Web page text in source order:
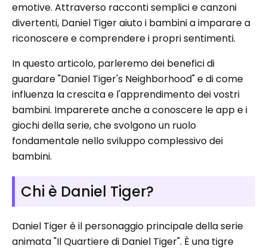
emotive. Attraverso racconti semplici e canzoni
divertenti, Daniel Tiger aiuto i bambini a imparare a
riconoscere e comprendere i propri sentimenti.
In questo articolo, parleremo dei benefici di
guardare "Daniel Tiger's Neighborhood" e di come
influenza la crescita e l'apprendimento dei vostri
bambini. Imparerete anche a conoscere le app e i
giochi della serie, che svolgono un ruolo
fondamentale nello sviluppo complessivo dei
bambini.
Chi è Daniel Tiger?
Daniel Tiger è il personaggio principale della serie
animata "Il Quartiere di Daniel Tiger". È una tigre